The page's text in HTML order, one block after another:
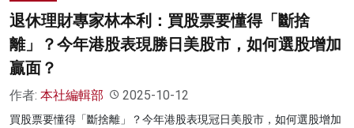
退休理財專家林本利：買股票要懂得「斷捨
離」？今年港股表現勝日美股市，如何選股增加
贏面？
作者: 本社編輯部 2025-10-12
買股票要懂得「斷捨離」？今年港股表現冠日美股市，如何選股增加